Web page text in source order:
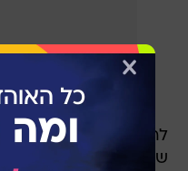
לראשי המועדון הוא
שכטר היה מודיע